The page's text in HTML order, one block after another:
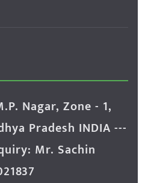
Nagar, Zone - 1,
Pradesh INDIA ---
Mr. Sachin